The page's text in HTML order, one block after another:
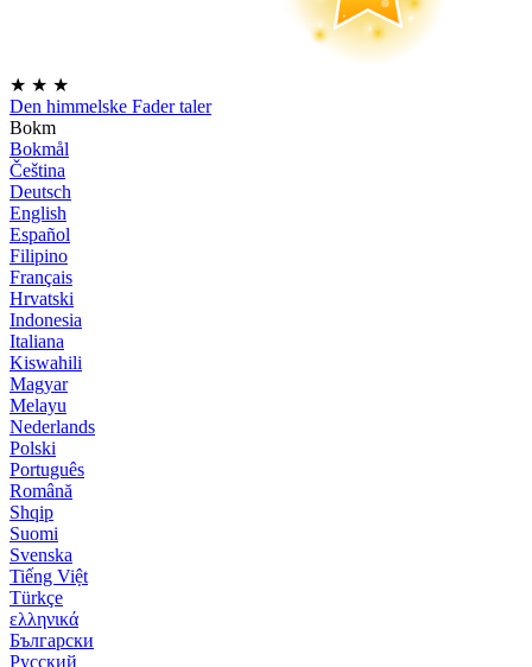
★ ★ ★
Den himmelske Fader taler
Bokm
Bokmål
Čeština
Deutsch
English
Español
Filipino
Français
Hrvatski
Indonesia
Italiana
Kiswahili
Magyar
Melayu
Nederlands
Polski
Português
Română
Shqip
Suomi
Svenska
Tiếng Việt
Türkçe
ελληνικά
Български
Русский